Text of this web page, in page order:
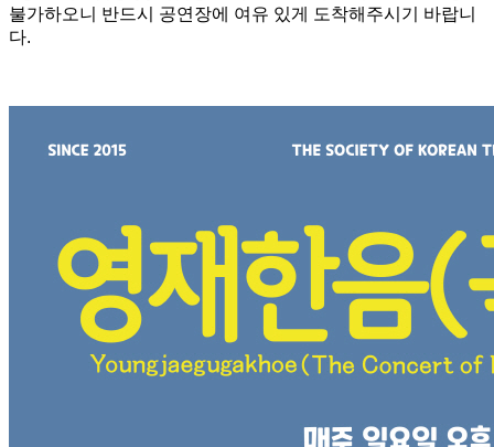
불가하오니 반드시 공연장에 여유 있게 도착해주시기 바랍니
다.